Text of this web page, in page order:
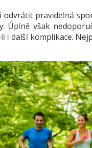
odvrátit pravidelná
Úplně však
další komplikace.